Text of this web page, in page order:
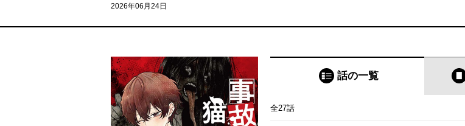
2026年06月24日
話の一覧
全27話